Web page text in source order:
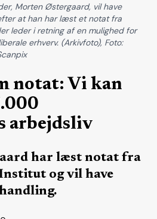
notat: Vi kan
arbejdsliv
har læst notat fra
og vil have
Morten Østergaard, vil have
at han har læst et notat fra
leder i retning af en mulighed for
erhverv. (Arkivfoto), Foto: